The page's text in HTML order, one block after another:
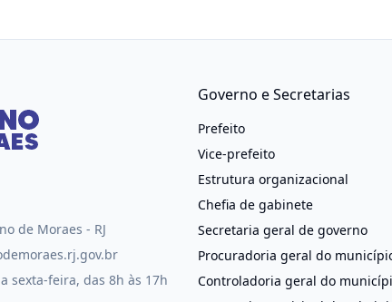
de Moraes - RJ
sexta-feira, das 8h às 17h
Governo e Secretarias
Prefeito
Vice-prefeito
Estrutura organizacional
Chefia de gabinete
Secretaria geral de governo
Procuradoria geral do
Controladoria geral do